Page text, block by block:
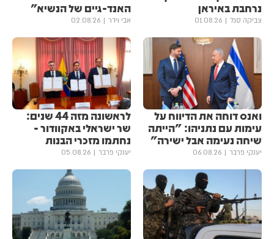
נרחבת באיראן
צביקה סגל 01.08.26
האנד-גיים של הנשיא"
אבי וידר 02.08.26
ואנס דוחה את הדיווח על
עימות עם נתניהו: "הייתה
שיחה נעימה אבל ישירה"
יענקי פרבר 06.08.26
לראשונה מזה 44 שנים:
שר ישראלי באקוודור -
נחתמו מזכרי הבנות
יענקי פרבר 05.08.26